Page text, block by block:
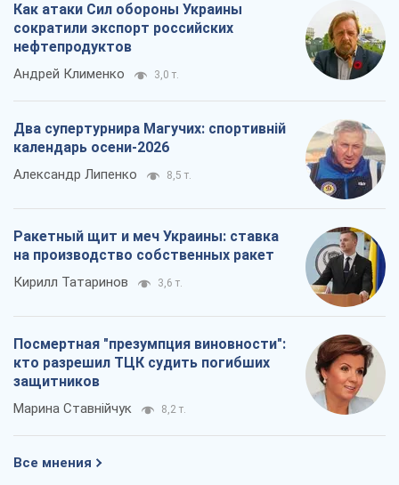
Как атаки Сил обороны Украины
сократили экспорт российских
нефтепродуктов
Андрей Клименко 3,0 т.
Два супертурнира Магучих: спортивній
календарь осени-2026
Александр Липенко 8,5 т.
Ракетный щит и меч Украины: ставка
на производство собственных ракет
Кирилл Татаринов 3,6 т.
Посмертная "презумпция виновности":
кто разрешил ТЦК судить погибших
защитников
Марина Ставнійчук 8,2 т.
Все мнения